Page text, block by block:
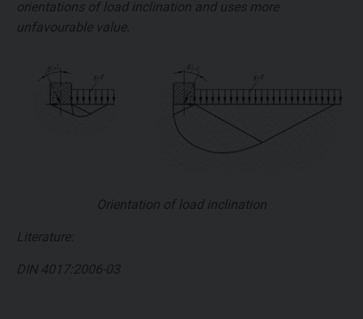
orientations of load inclination and uses more
unfavourable value.
Orientation of load inclination
Literature:
DIN 4017:2006-03